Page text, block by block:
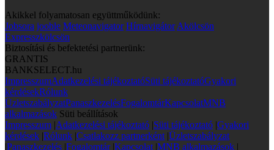
Akikkel folyamatosan együttműködünk:
Jobsora jooble Meteonavigator Hírnavigátor Akölcsön
Expresszkölcsön
Biztosítási és befektetési partnerünk:
GRANTIS
BANKSELECT.hu
ImpresszumAdatkezelési tájékoztatóSüti tájékoztatóGyakori
kérdésekRólunk
ÜzletszabályzatPanaszkezelésFogalomtárKapcsolatMNB
alkalmazások Süti beállítások
Impresszum |Adatkezelési tájékoztató |Süti tájékoztató |Gyakori
kérdések |Rólunk |Csatlakozz partnerként |Üzletszabályzat
|Panaszkezelés |Fogalomtár |Kapcsolat |MNB alkalmazások |